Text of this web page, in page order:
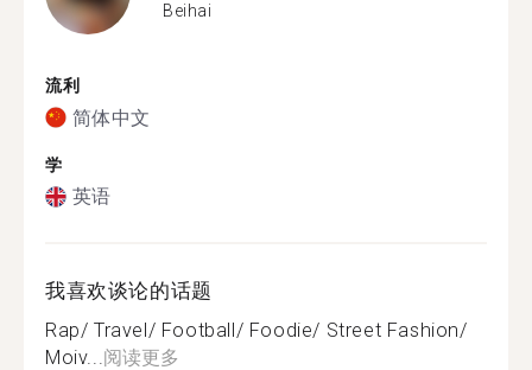
Beihai
流利
简体中文
学
英语
我喜欢谈论的话题
Rap/ Travel/ Football/ Foodie/ Street Fashion/
Moiv...阅读更多